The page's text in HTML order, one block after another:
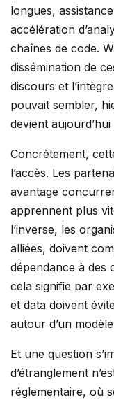
longues,
accélération
chaînes de code.
dissémination de
discours et
pouvait sembler,
devient
Concrètement,
l’accès. Les
avantage
apprennent plus
l’inverse, les
alliées, doivent
dépendance à des
cela signifie par
et data doivent
autour d’un
Et une question
d’étranglement
réglementaire, où